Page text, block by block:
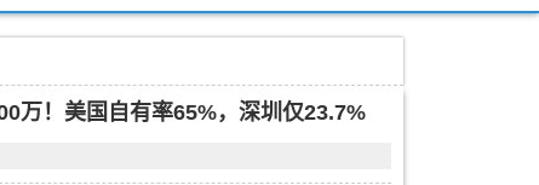
万！美国自有率65%，深圳仅23.7%